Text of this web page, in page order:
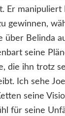
Er manipuliert
gewinnen,
über Belinda
seine
die ihn trotz
Ich sehe
seine
für seine